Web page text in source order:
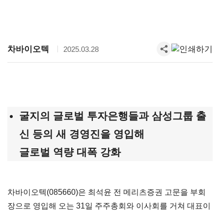
차바이오텍 2025.03.28
굴지의 글로벌 투자은행들과 삼성그룹 출
신 등의 새 경영진을 영입해
글로벌 역량 대폭 강화
차바이오텍(085660)은 최석윤 전 메리츠증권 고문을 부회
장으로 영입해 오는 31일 주주총회와 이사회를 거쳐 대표이